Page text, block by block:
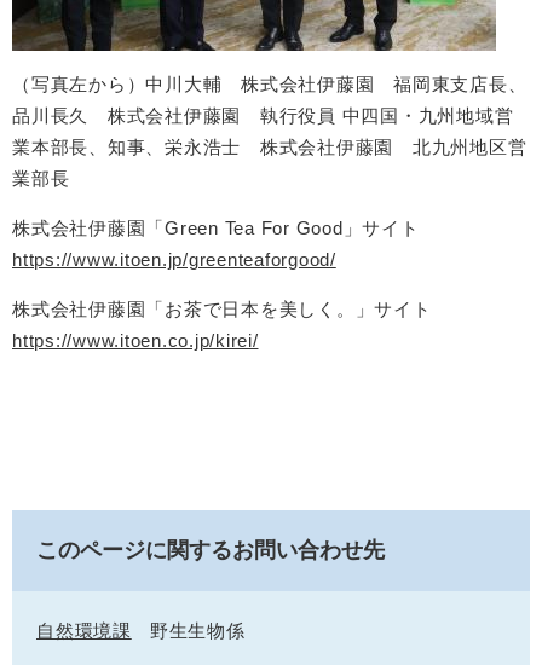
（写真左から）中川大輔 株式会社伊藤園 福岡東支店長、
品川長久 株式会社伊藤園 執行役員 中四国・九州地域営
業本部長、知事、栄永浩士 株式会社伊藤園 北九州地区営
業部長
株式会社伊藤園「Green Tea For Good」サイト
https://www.itoen.jp/greenteaforgood/
株式会社伊藤園「お茶で日本を美しく。」サイト
https://www.itoen.co.jp/kirei/
このページに関するお問い合わせ先
自然環境課 野生生物係